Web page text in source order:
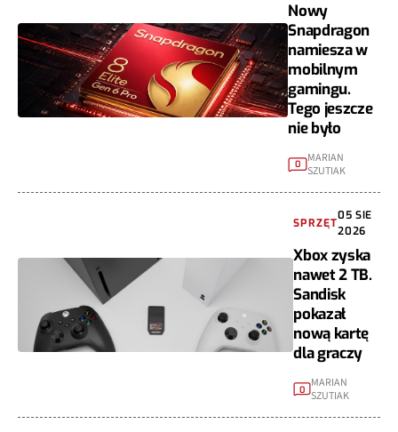
Nowy
Snapdragon
namiesza w
mobilnym
gamingu.
Tego jeszcze
nie było
0 MARIAN
SZUTIAK
SPRZĘT
05 SIE
2026
Xbox zyska
nawet 2 TB.
Sandisk
pokazał
nową kartę
dla graczy
0
MARIAN
SZUTIAK